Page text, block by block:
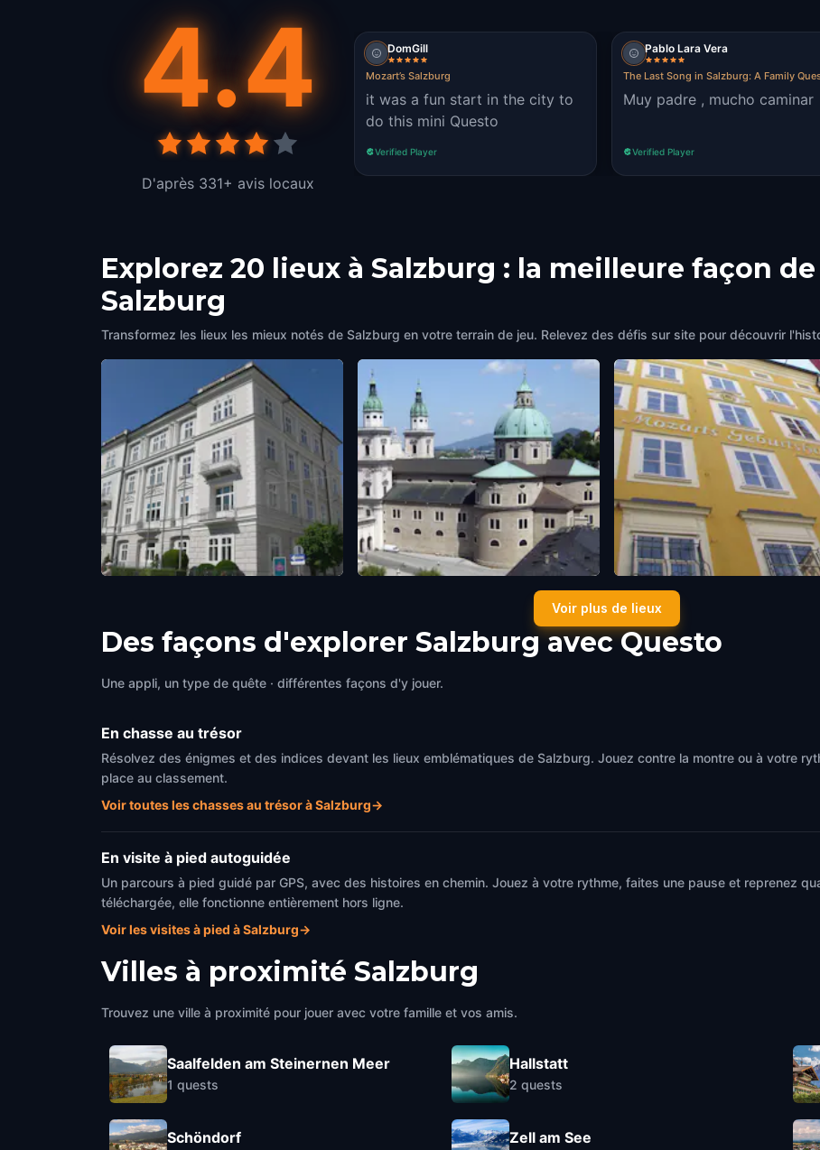
4.4
D'après 331+ avis locaux
DomGill
Mozart’s Salzburg
it was a fun start in the city to
do this mini Questo
Verified Player
Pablo Lara Vera
The Last Song in Salzburg: A Family
Muy padre , mucho caminar
Verified Player
Explorez 20 lieux à Salzburg : la meilleure façon
Salzburg
Transformez les lieux les mieux notés de Salzburg en votre terrain de jeu. Relevez des défis sur site pour découvrir
Mozart Residence
Salzburg
Voir plus de lieux
Des façons d'explorer Salzburg avec Questo
Une appli, un type de quête · différentes façons d'y jouer.
En chasse au trésor
Résolvez des énigmes et des indices devant les lieux emblématiques de Salzburg. Jouez contre la montre ou à votre
place au classement.
Voir toutes les chasses au trésor à Salzburg→
En visite à pied autoguidée
Un parcours à pied guidé par GPS, avec des histoires en chemin. Jouez à votre rythme, faites une pause et reprenez
téléchargée, elle fonctionne entièrement hors ligne.
Voir les visites à pied à Salzburg→
Villes à proximité Salzburg
Trouvez une ville à proximité pour jouer avec votre famille et vos amis.
Saalfelden am Steinernen Meer
1 quests
Schöndorf
Hallstatt
2 quests
Zell am See